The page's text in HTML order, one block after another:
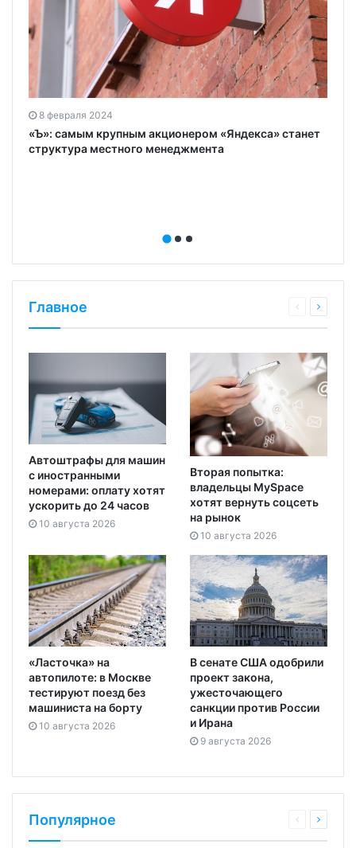
8 февраля 2024
«Ъ»: самым крупным акционером «Яндекса» станет
структура местного менеджмента
Главное
Автоштрафы для машин
с иностранными
номерами: оплату хотят
ускорить до 24 часов
10 августа 2026
Вторая попытка:
владельцы MySpace
хотят вернуть соцсеть
на рынок
10 августа 2026
«Ласточка» на
автопилоте: в Москве
тестируют поезд без
машиниста на борту
10 августа 2026
В сенате США одобрили
проект закона,
ужесточающего
санкции против России
и Ирана
9 августа 2026
Популярное